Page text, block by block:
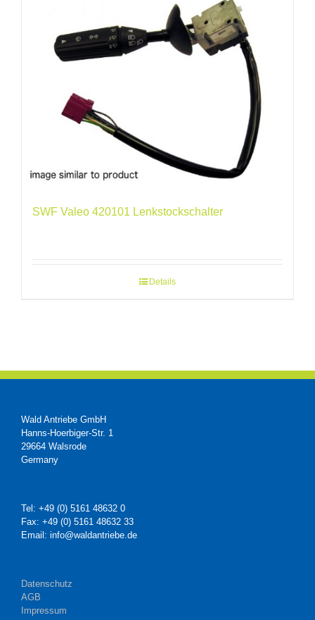
SWF Valeo 420101 Lenkstockschalter
Details
Wald Antriebe GmbH
Hanns-Hoerbiger-Str. 1
29664 Walsrode
Germany
Tel: +49 (0) 5161 48632 0
Fax: +49 (0) 5161 48632 33
Email: info@waldantriebe.de
Datenschutz
AGB
Impressum